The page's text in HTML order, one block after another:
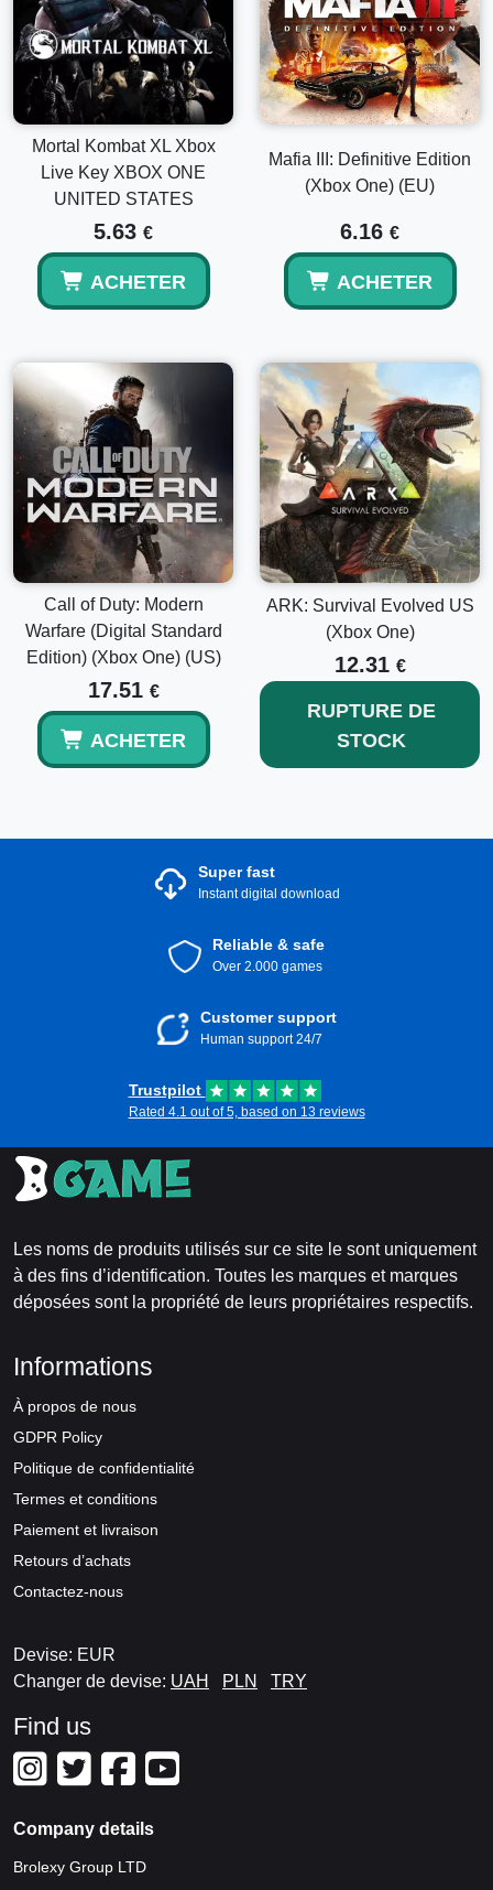
Mortal Kombat XL Xbox
Live Key XBOX ONE
UNITED STATES
5.63 €
ACHETER
Mafia III: Definitive Edition
(Xbox One) (EU)
6.16 €
ACHETER
Call of Duty: Modern
Warfare (Digital Standard
Edition) (Xbox One) (US)
17.51 €
ACHETER
ARK: Survival Evolved US
(Xbox One)
12.31 €
RUPTURE DE
STOCK
Super fast
Instant digital download
Reliable & safe
Over 2.000 games
Customer support
Human support 24/7
Trustpilot
Rated 4.1 out of 5, based on 13 reviews
Les noms de produits utilisés sur ce site le sont uniquement
à des fins d’identification. Toutes les marques et marques
déposées sont la propriété de leurs propriétaires respectifs.
Informations
À propos de nous
GDPR Policy
Politique de confidentialité
Termes et conditions
Paiement et livraison
Retours d’achats
Contactez-nous
Devise: EUR
Changer de devise: UAH PLN TRY
Find us
Company details
Brolexy Group LTD